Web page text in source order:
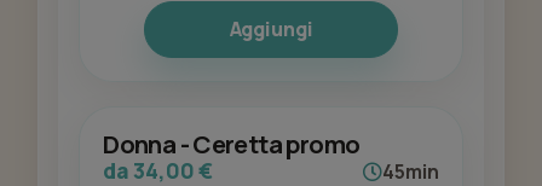
Aggiungi
Donna - Ceretta promo
da 34,00 € 45min